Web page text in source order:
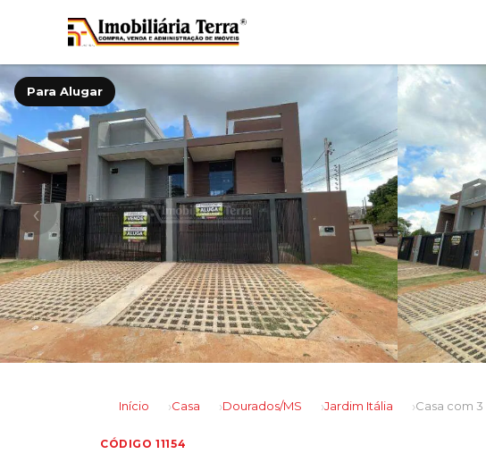
Para Alugar
‹
Início Casa Dourados/MS Jardim Itália
CÓDIGO 11154